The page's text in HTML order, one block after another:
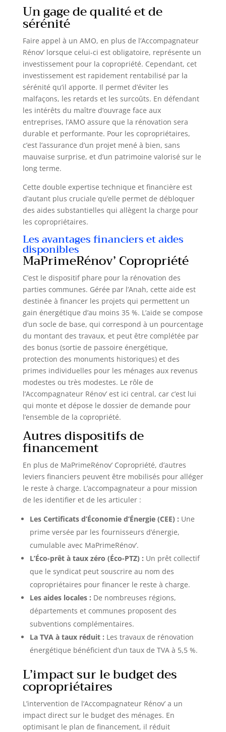
Un gage de qualité et de
sérénité
Faire appel à un AMO, en plus de l’Accompagnateur
Rénov’ lorsque celui-ci est obligatoire, représente un
investissement pour la copropriété. Cependant, cet
investissement est rapidement rentabilisé par la
sérénité qu’il apporte. Il permet d’éviter les
malfaçons, les retards et les surcoûts. En défendant
les intérêts du maître d’ouvrage face aux
entreprises, l’AMO assure que la rénovation sera
durable et performante. Pour les copropriétaires,
c’est l’assurance d’un projet mené à bien, sans
mauvaise surprise, et d’un patrimoine valorisé sur le
long terme.
Cette double expertise technique et financière est
d’autant plus cruciale qu’elle permet de débloquer
des aides substantielles qui allègent la charge pour
les copropriétaires.
Les avantages financiers et aides
disponibles
MaPrimeRénov’ Copropriété
C’est le dispositif phare pour la rénovation des
parties communes. Gérée par l’Anah, cette aide est
destinée à financer les projets qui permettent un
gain énergétique d’au moins 35 %. L’aide se compose
d’un socle de base, qui correspond à un pourcentage
du montant des travaux, et peut être complétée par
des bonus (sortie de passoire énergétique,
protection des monuments historiques) et des
primes individuelles pour les ménages aux revenus
modestes ou très modestes. Le rôle de
l’Accompagnateur Rénov’ est ici central, car c’est lui
qui monte et dépose le dossier de demande pour
l’ensemble de la copropriété.
Autres dispositifs de
financement
En plus de MaPrimeRénov’ Copropriété, d’autres
leviers financiers peuvent être mobilisés pour alléger
le reste à charge. L’accompagnateur a pour mission
de les identifier et de les articuler :
Les Certificats d’Économie d’Énergie (CEE) : Une
prime versée par les fournisseurs d’énergie,
cumulable avec MaPrimeRénov’.
L’Éco-prêt à taux zéro (Éco-PTZ) : Un prêt collectif
que le syndicat peut souscrire au nom des
copropriétaires pour financer le reste à charge.
Les aides locales : De nombreuses régions,
départements et communes proposent des
subventions complémentaires.
La TVA à taux réduit : Les travaux de rénovation
énergétique bénéficient d’un taux de TVA à 5,5 %.
L’impact sur le budget des
copropriétaires
L’intervention de l’Accompagnateur Rénov’ a un
impact direct sur le budget des ménages. En
optimisant le plan de financement, il réduit